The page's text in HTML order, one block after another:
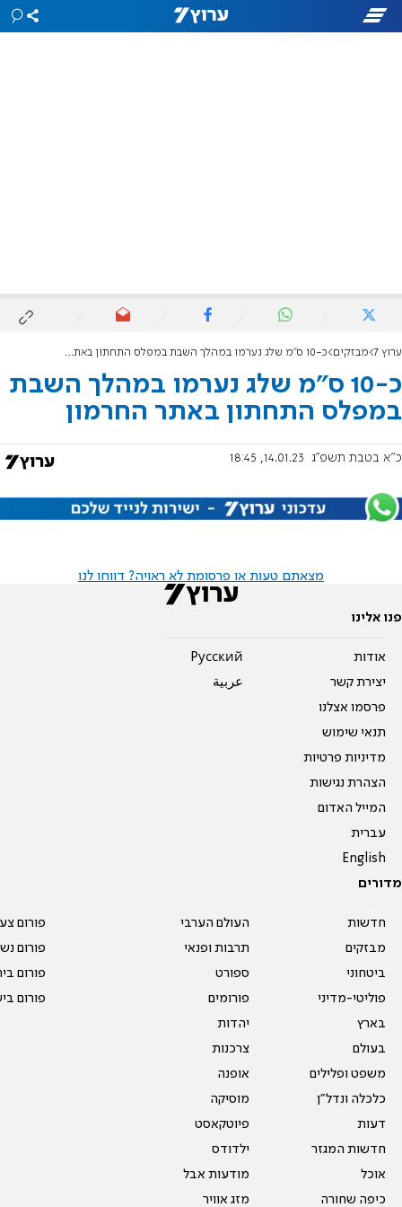
ערוץ 7 מבזקים כ-10 ס"מ שלג נערמו במהלך השבת במפלס התחתון באתר החרמון
כ-10 ס"מ שלג נערמו במהלך השבת
במפלס התחתון באתר החרמון
כ"א בטבת תשפ"ג 14.01.23, 18:45
מצאתם טעות או פרסומת לא ראויה? דווחו לנו
פנו אלינו
אודות
יצירת קשר
פרסמו אצלנו
תנאי שימוש
מדיניות פרטיות
הצהרת נגישות
המייל האדום
עברית
English
Pусский
عربية
מדורים
חדשות
מבזקים
ביטחוני
פוליטי-מדיני
בארץ
בעולם
משפט ופלילים
כלכלה ונדל"ן
דעות
חדשות המגזר
אוכל
כיפה שחורה
העולם הערבי
תרבות ופנאי
ספורט
פורומים
יהדות
צרכנות
אופנה
מוסיקה
פיוטקאסט
ילדודס
מודעות אבל
מזג אוויר
פורום
פורום
פורום
פורום